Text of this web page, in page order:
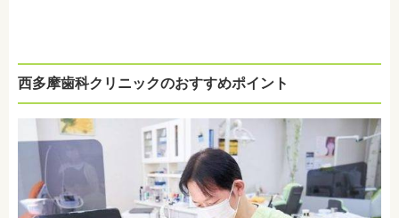
西多摩歯科クリニックのおすすめポイント